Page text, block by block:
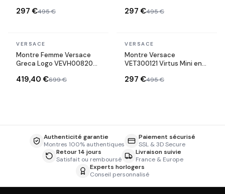
inoxydable
297 €495 €
inoxydable
297 €495 €
En stock
VERSACE
Montre Femme Versace
Greca Logo VEVH00820
cadran noir
419,40 €699 €
En stock
VERSACE
Montre Versace
VET300121 Virtus Mini en
297 €495 €
Authenticité garantie
Montres 100% authentiques
Paiement sécurisé
SSL & 3D Secure
Retour 14 jours
Satisfait ou remboursé
Livraison suivie
France & Europe
Experts horlogers
Conseil personnalisé